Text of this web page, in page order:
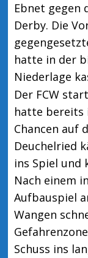
Ebnet gegen
Derby. Die
hatte in der
Niederlage
Der FCW
hatte bereits
Chancen auf
Deuchelried
ins Spiel und
Nach einem
Aufbauspiel
Wangen
Schuss ins